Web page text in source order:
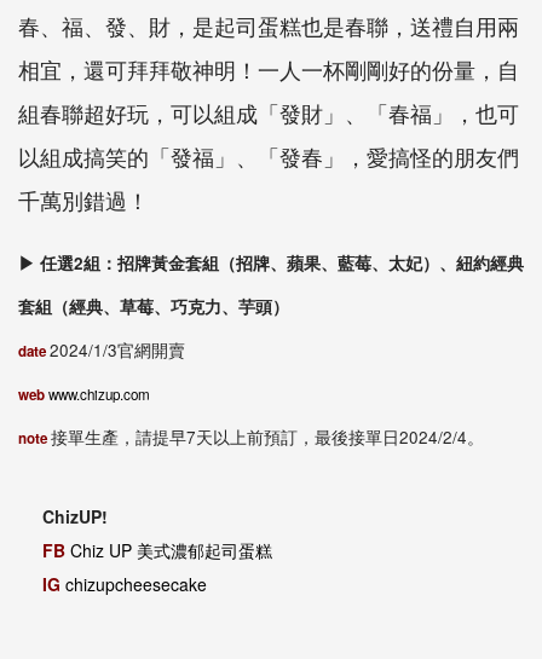
春、福、發、財，是起司蛋糕也是春聯，送禮自用兩
相宜，還可拜拜敬神明！一人一杯剛剛好的份量，自
組春聯超好玩，可以組成「發財」、「春福」，也可
以組成搞笑的「發福」、「發春」，愛搞怪的朋友們
千萬別錯過！
▶ 任選2組：招牌黃金套組（招牌、蘋果、藍莓、太妃）、紐約經典
套組（經典、草莓、巧克力、芋頭）
date2024/1/3官網開賣
webwww.chizup.com
note接單生產，請提早7天以上前預訂，最後接單日2024/2/4。
ChizUP!
FB Chiz UP 美式濃郁起司蛋糕
IG chizupcheesecake